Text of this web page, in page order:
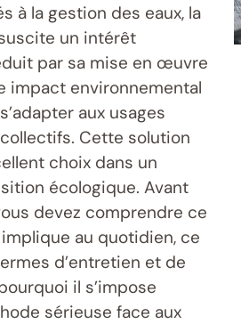
à la gestion des eaux, la
un intérêt
par sa mise en œuvre
impact environnemental
aux usages
Cette solution
choix dans un
écologique. Avant
devez comprendre ce
au quotidien, ce
d’entretien et de
il s’impose
sérieuse face aux